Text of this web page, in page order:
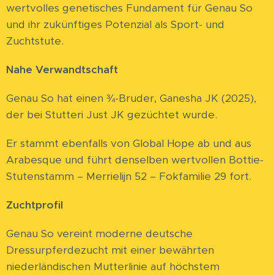
wertvolles genetisches Fundament für Genau So
und ihr zukünftiges Potenzial als Sport- und
Zuchtstute.
Nahe Verwandtschaft
Genau So hat einen ¾-Bruder, Ganesha JK (2025),
der bei Stutteri Just JK gezüchtet wurde.
Er stammt ebenfalls von Global Hope ab und aus
Arabesque und führt denselben wertvollen Bottie-
Stutenstamm – Merrielijn 52 – Fokfamilie 29 fort.
Zuchtprofil
Genau So vereint moderne deutsche
Dressurpferdezucht mit einer bewährten
niederländischen Mutterlinie auf höchstem